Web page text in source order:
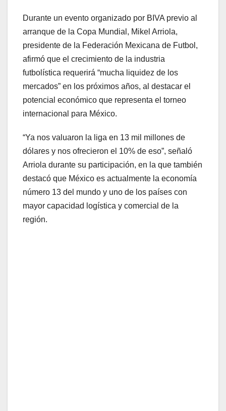
Durante un evento organizado por BIVA previo al
arranque de la Copa Mundial, Mikel Arriola,
presidente de la Federación Mexicana de Futbol,
afirmó que el crecimiento de la industria
futbolística requerirá “mucha liquidez de los
mercados” en los próximos años, al destacar el
potencial económico que representa el torneo
internacional para México.
“Ya nos valuaron la liga en 13 mil millones de
dólares y nos ofrecieron el 10% de eso”, señaló
Arriola durante su participación, en la que también
destacó que México es actualmente la economía
número 13 del mundo y uno de los países con
mayor capacidad logística y comercial de la
región.